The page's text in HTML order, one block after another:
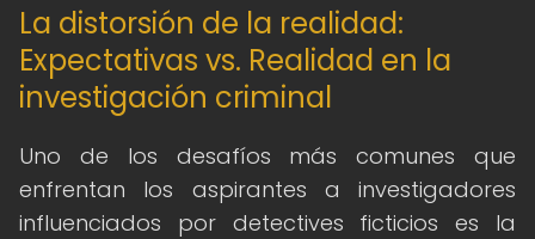
La distorsión de la realidad:
Expectativas vs. Realidad en la
investigación criminal
Uno de los desafíos más comunes que
enfrentan los aspirantes a investigadores
influenciados por detectives ficticios es la